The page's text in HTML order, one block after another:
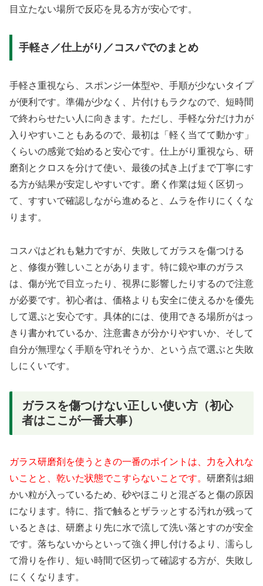
目立たない場所で反応を見る方が安心です。
手軽さ／仕上がり／コスパでのまとめ
手軽さ重視なら、スポンジ一体型や、手順が少ないタイプ
が便利です。準備が少なく、片付けもラクなので、短時間
で終わらせたい人に向きます。ただし、手軽な分だけ力が
入りやすいこともあるので、最初は「軽く当てて動かす」
くらいの感覚で始めると安心です。仕上がり重視なら、研
磨剤とクロスを分けて使い、最後の拭き上げまで丁寧にす
る方が結果が安定しやすいです。磨く作業は短く区切っ
て、すすいで確認しながら進めると、ムラを作りにくくな
ります。
コスパはどれも魅力ですが、失敗してガラスを傷つける
と、修復が難しいことがあります。特に鏡や車のガラス
は、傷が光で目立ったり、視界に影響したりするので注意
が必要です。初心者は、価格よりも安全に使えるかを優先
して選ぶと安心です。具体的には、使用できる場所がはっ
きり書かれているか、注意書きが分かりやすいか、そして
自分が無理なく手順を守れそうか、という点で選ぶと失敗
しにくいです。
ガラスを傷つけない正しい使い方（初心
者はここが一番大事）
ガラス研磨剤を使うときの一番のポイントは、力を入れな
いことと、乾いた状態でこすらないことです。 研磨剤は細
かい粒が入っているため、砂やほこりと混ざると傷の原因
になります。特に、指で触るとザラッとする汚れが残って
いるときは、研磨より先に水で流して洗い落とすのが安全
です。落ちないからといって強く押し付けるより、濡らし
て滑りを作り、短い時間で区切って確認する方が、失敗し
にくくなります。